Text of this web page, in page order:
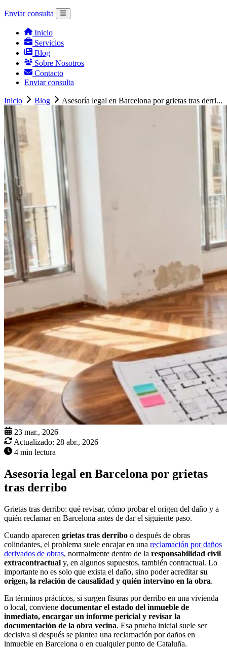
Enviar consulta
Inicio
Servicios
Blog
Sobre Nosotros
Contacto
Enviar consulta
Inicio Blog Asesoría legal en Barcelona por grietas tras derri...
23 mar., 2026
Actualizado: 28 abr., 2026
4 min lectura
Asesoría legal en Barcelona por grietas
tras derribo
Grietas tras derribo: qué revisar, cómo probar el origen del daño y a
quién reclamar en Barcelona antes de dar el siguiente paso.
Cuando aparecen grietas tras derribo o después de obras
colindantes, el problema suele encajar en una reclamación por daños
derivados de obras, normalmente dentro de la responsabilidad civil
extracontractual y, en algunos supuestos, también contractual. Lo
importante no es solo que exista el daño, sino poder acreditarsu
origen, la relación de causalidad y quién intervino en la obra.
En términos prácticos, si surgen fisuras por derribo en una vivienda
o local, conviene documentar el estado del inmueble de
inmediato, encargar un informe pericial y revisar la
documentación de la obra vecina. Esa prueba inicial suele ser
decisiva si después se plantea una reclamación por daños en
inmueble en Barcelona o en cualquier punto de Cataluña.